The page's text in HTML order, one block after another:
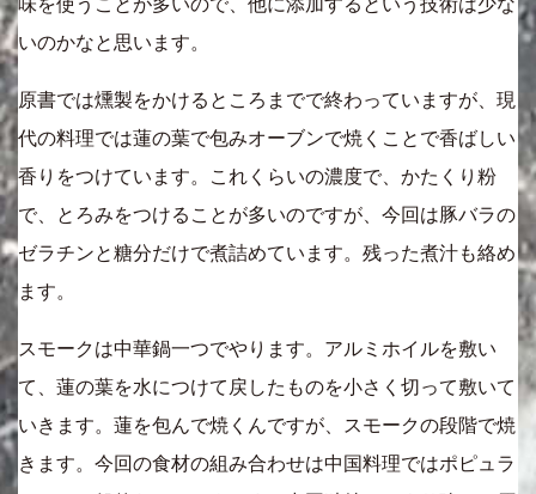
味を使うことが多いので、他に添加するという技術は少な
いのかなと思います。
原書では燻製をかけるところまでで終わっていますが、現
代の料理では蓮の葉で包みオーブンで焼くことで香ばしい
香りをつけています。これくらいの濃度で、かたくり粉
で、とろみをつけることが多いのですが、今回は豚バラの
ゼラチンと糖分だけで煮詰めています。残った煮汁も絡め
ます。
スモークは中華鍋一つでやります。アルミホイルを敷い
て、蓮の葉を水につけて戻したものを小さく切って敷いて
いきます。蓮を包んで焼くんですが、スモークの段階で焼
きます。今回の食材の組み合わせは中国料理ではポピュラ